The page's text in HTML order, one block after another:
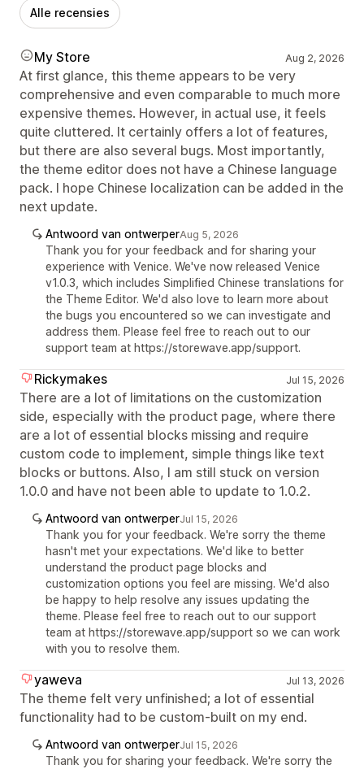
Alle recensies
My Store Aug 2, 2026
At first glance, this theme appears to be very
comprehensive and even comparable to much more
expensive themes. However, in actual use, it feels
quite cluttered. It certainly offers a lot of features,
but there are also several bugs. Most importantly,
the theme editor does not have a Chinese language
pack. I hope Chinese localization can be added in the
next update.
Antwoord van ontwerperAug 5, 2026
Thank you for your feedback and for sharing your
experience with Venice. We've now released Venice
v1.0.3, which includes Simplified Chinese translations for
the Theme Editor. We'd also love to learn more about
the bugs you encountered so we can investigate and
address them. Please feel free to reach out to our
support team at https://storewave.app/support.
Rickymakes Jul 15, 2026
There are a lot of limitations on the customization
side, especially with the product page, where there
are a lot of essential blocks missing and require
custom code to implement, simple things like text
blocks or buttons. Also, I am still stuck on version
1.0.0 and have not been able to update to 1.0.2.
Antwoord van ontwerperJul 15, 2026
Thank you for your feedback. We're sorry the theme
hasn't met your expectations. We'd like to better
understand the product page blocks and
customization options you feel are missing. We'd also
be happy to help resolve any issues updating the
theme. Please feel free to reach out to our support
team at https://storewave.app/support so we can work
with you to resolve them.
yaweva Jul 13, 2026
The theme felt very unfinished; a lot of essential
functionality had to be custom-built on my end.
Antwoord van ontwerperJul 15, 2026
Thank you for sharing your feedback. We're sorry the